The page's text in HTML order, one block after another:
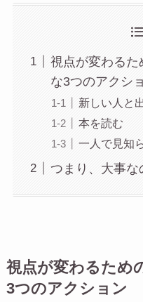
視点が変わる
な3つのアクシ
新しい人と
本を読む
一人で見知
つまり、大事な
視点が変わるため
3つのアクション